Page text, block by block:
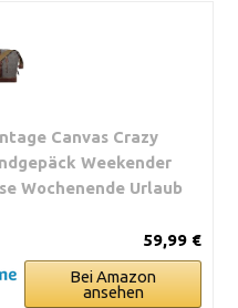
Canvas Crazy
Weekender
Wochenende Urlaub
59,99 €
Bei Amazon
ansehen